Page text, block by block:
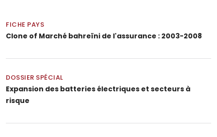
FICHE PAYS
Clone of Marché bahreïni de l'assurance : 2003-2008
DOSSIER SPÉCIAL
Expansion des batteries électriques et secteurs à
risque